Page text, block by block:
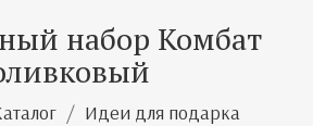
набор Комбат
Идеи для подарка